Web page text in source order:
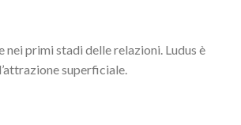
nei primi stadi delle relazioni. Ludus è
superficiale.